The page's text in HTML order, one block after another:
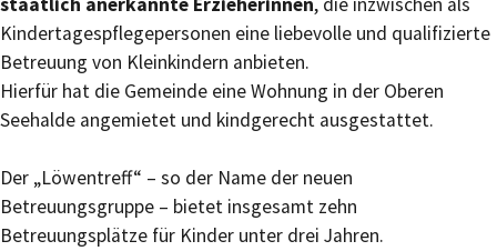
Kindertagespflegepersonen eine liebevolle und qualifizierte
Betreuung von Kleinkindern anbieten.
Hierfür hat die Gemeinde eine Wohnung in der Oberen
Seehalde angemietet und kindgerecht ausgestattet.
Der „Löwentreff“ – so der Name der neuen
Betreuungsgruppe – bietet insgesamt zehn
Betreuungsplätze für Kinder unter drei Jahren.